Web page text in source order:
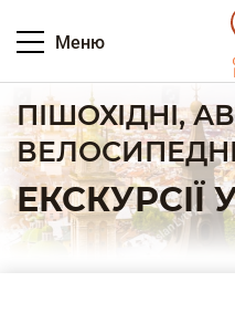
Меню
ПІШОХІДНІ,
ЕКСКУРСІЇ